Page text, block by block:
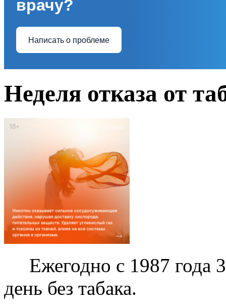
врачу?
Написать о проблеме
Неделя отказа от
Ежегодно с 1987 года
день без табака.